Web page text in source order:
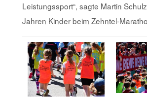
Leistungssport“, sagte Martin
Jahren Kinder beim Zehntel-